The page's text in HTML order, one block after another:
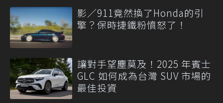
影／911竟然換了Honda的引
擎？保時捷鐵粉憤怒了！
讓對手望塵莫及！2025 年賓士
GLC 如何成為台灣 SUV 市場的
最佳投資